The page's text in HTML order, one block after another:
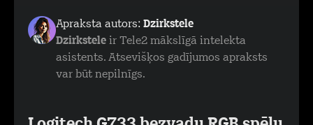
Apraksta autors: Dzirkstele
Dzirkstele ir Tele2 mākslīgā intelekta
asistents. Atsevišķos gadījumos apraksts
var būt nepilnīgs.